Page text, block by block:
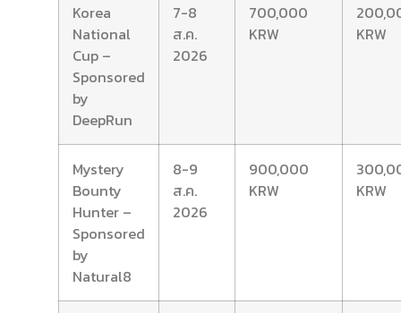
Korea
National
Cup –
Sponsored
by
DeepRun
7-8
ส.ค.
2026
700,000
KRW
KRW
Mystery
Bounty
Hunter –
Sponsored
by
Natural8
8-9
ส.ค.
2026
900,000
KRW
KRW